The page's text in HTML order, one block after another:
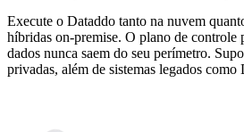
Execute o Dataddo tanto na nuvem
híbridas on-premise. O plano de controle
dados nunca saem do seu perímetro.
privadas, além de sistemas legados